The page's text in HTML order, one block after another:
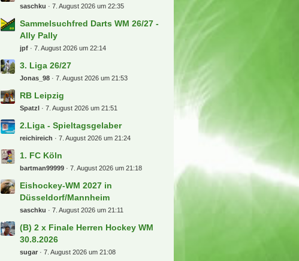
analjo, blatter, elefanti oder
grindel
Phil93257 7. August 2026 um 23:46
Transfers, Gerüchte und
Diskussionen
Flosse1909 7. August 2026 um 23:33
Kinder im Stadion
Dschorgo 7. August 2026 um 23:30
Waldhof Mannheim
mig71 7. August 2026 um 23:27
Serie A Laberthread
markus84 7. August 2026 um 22:53
[S] Mitfahrgelegenheit Vreden -
Münster/Dortmund/Köln am 12.8
molokoplus 7. August 2026 um 22:39
Groundhopper-Touren
saschku 7. August 2026 um 22:35